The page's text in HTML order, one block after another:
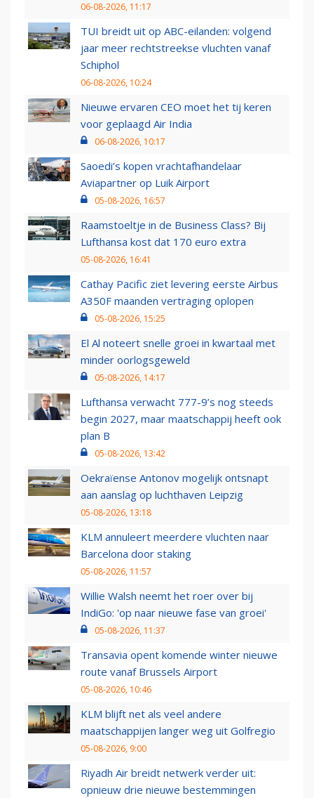
06-08-2026, 11:17
TUI breidt uit op ABC-eilanden: volgend
jaar meer rechtstreekse vluchten vanaf
Schiphol
06-08-2026, 10:24
Nieuwe ervaren CEO moet het tij keren
voor geplaagd Air India
06-08-2026, 10:17
Saoedi’s kopen vrachtafhandelaar
Aviapartner op Luik Airport
05-08-2026, 16:57
Raamstoeltje in de Business Class? Bij
Lufthansa kost dat 170 euro extra
05-08-2026, 16:41
Cathay Pacific ziet levering eerste Airbus
A350F maanden vertraging oplopen
05-08-2026, 15:25
El Al noteert snelle groei in kwartaal met
minder oorlogsgeweld
05-08-2026, 14:17
Lufthansa verwacht 777-9’s nog steeds
begin 2027, maar maatschappij heeft ook
plan B
05-08-2026, 13:42
Oekraïense Antonov mogelijk ontsnapt
aan aanslag op luchthaven Leipzig
05-08-2026, 13:18
KLM annuleert meerdere vluchten naar
Barcelona door staking
05-08-2026, 11:57
Willie Walsh neemt het roer over bij
IndiGo: 'op naar nieuwe fase van groei'
05-08-2026, 11:37
Transavia opent komende winter nieuwe
route vanaf Brussels Airport
05-08-2026, 10:46
KLM blijft net als veel andere
maatschappijen langer weg uit Golfregio
05-08-2026, 9:00
Riyadh Air breidt netwerk verder uit:
opnieuw drie nieuwe bestemmingen